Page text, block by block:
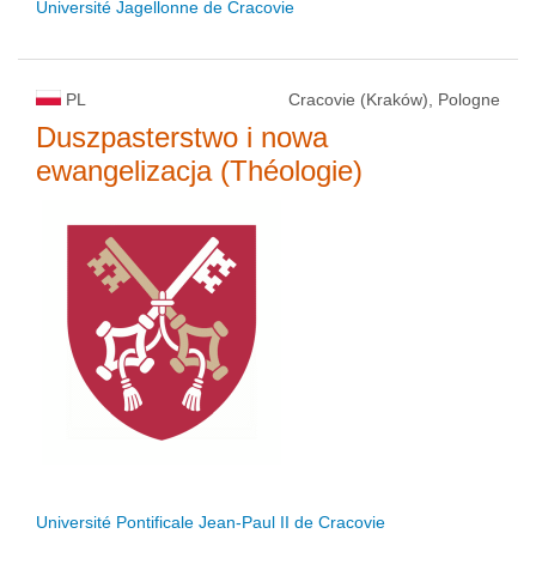
Université Jagellonne de Cracovie
PL Cracovie (Kraków), Pologne
Duszpasterstwo i nowa
ewangelizacja (Théologie)
Université Pontificale Jean-Paul II de Cracovie